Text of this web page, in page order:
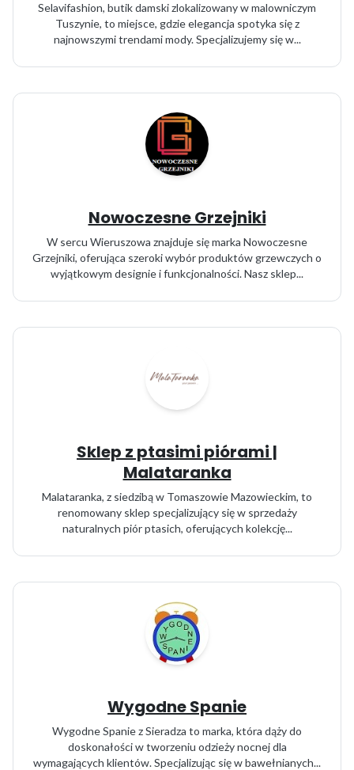
Selavifashion, butik damski zlokalizowany w malowniczym
Tuszynie, to miejsce, gdzie elegancja spotyka się z
najnowszymi trendami mody. Specjalizujemy się w...
Nowoczesne Grzejniki
W sercu Wieruszowa znajduje się marka Nowoczesne
Grzejniki, oferująca szeroki wybór produktów grzewczych o
wyjątkowym designie i funkcjonalności. Nasz sklep...
Sklep z ptasimi piórami |
Malataranka
Malataranka, z siedzibą w Tomaszowie Mazowieckim, to
renomowany sklep specjalizujący się w sprzedaży
naturalnych piór ptasich, oferujących kolekcję...
Wygodne Spanie
Wygodne Spanie z Sieradza to marka, która dąży do
doskonałości w tworzeniu odzieży nocnej dla
wymagających klientów. Specjalizując się w bawełnianych...